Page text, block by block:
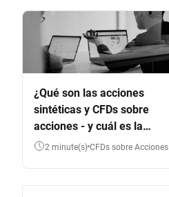
¿Qué son las acciones
sintéticas y CFDs sobre
acciones - y cuál es la
diferencia?
2 minute(s) CFDs sobre Acciones